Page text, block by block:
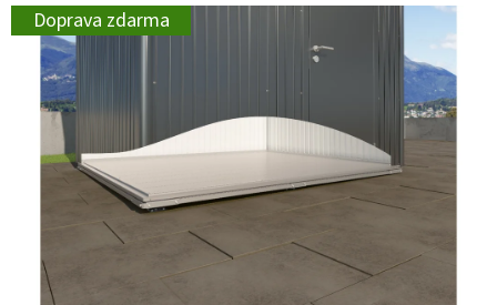
Doprava zdarma